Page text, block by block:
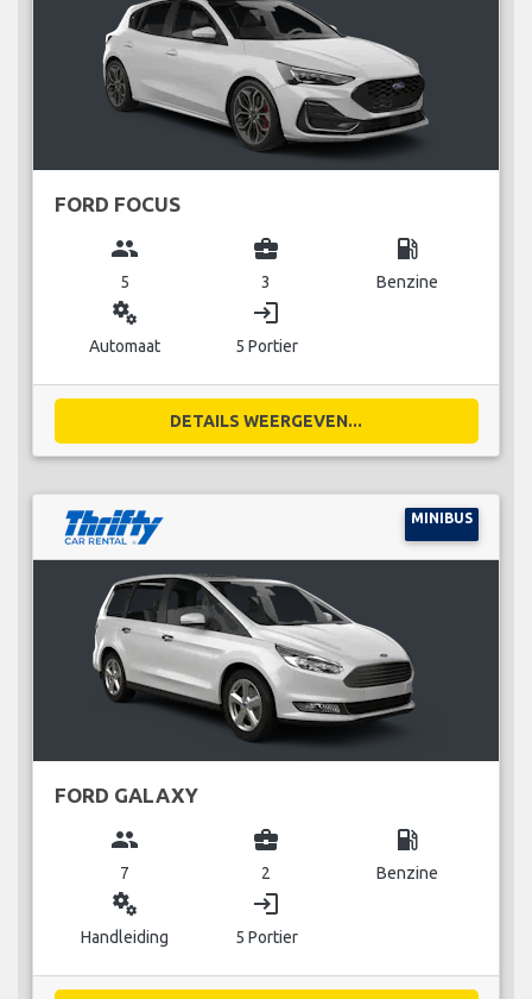
FORD FOCUS
group
5
business_center
3
local_gas_station
Benzine
miscellaneous_services
Automaat
login
5 Portier
DETAILS WEERGEVEN...
MINIBUS
FORD GALAXY
group
7
business_center
2
local_gas_station
Benzine
miscellaneous_services
Handleiding
login
5 Portier